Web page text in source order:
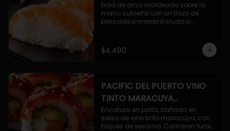
bola de arroz moldeada sobre la
mano cubierta con un trozo de
pescado o marisco crudo o
$4.490
PACIFIC DEL PUERTO VINO
TINTO MARACUYA
ORIENTAL.
Envoltura en palta, bañado en
salsa de vino tinto maracuya, con
toques de sesamo. Camaron furai,